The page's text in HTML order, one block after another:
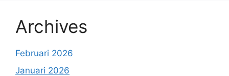
Archives
Februari 2026
Januari 2026